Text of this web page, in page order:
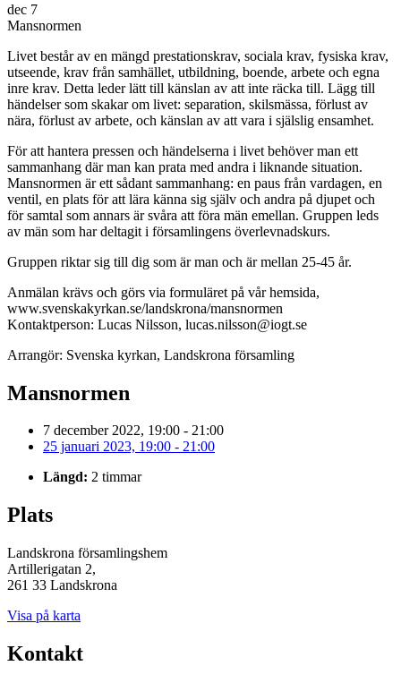
dec 7
Mansnormen
Livet består av en mängd prestationskrav, sociala krav, fysiska krav,
utseende, krav från samhället, utbildning, boende, arbete och egna
inre krav. Detta leder lätt till känslan av att inte räcka till. Lägg till
händelser som skakar om livet: separation, skilsmässa, förlust av
nära, förlust av arbete, och känslan av att vara i själslig ensamhet.
För att hantera pressen och händelserna i livet behöver man ett
sammanhang där man kan prata med andra i liknande situation.
Mansnormen är ett sådant sammanhang: en paus från vardagen, en
ventil, en plats för att lära känna sig själv och andra på djupet och
för samtal som annars är svåra att föra män emellan. Gruppen leds
av män som har deltagit i församlingens överlevnadskurs.
Gruppen riktar sig till dig som är man och är mellan 25-45 år.
Anmälan krävs och görs via formuläret på vår hemsida,
www.svenskakyrkan.se/landskrona/mansnormen
Kontaktperson: Lucas Nilsson, lucas.nilsson@iogt.se
Arrangör: Svenska kyrkan, Landskrona församling
Mansnormen
7 december 2022, 19:00 - 21:00
25 januari 2023, 19:00 - 21:00
Längd: 2 timmar
Plats
Landskrona församlingshem
Artillerigatan 2,
261 33 Landskrona
Visa på karta
Kontakt